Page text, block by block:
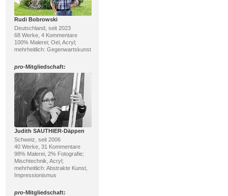
Rudi Bobrowski
Deutschland, seit 2023
68 Werke, 4 Kommentare
100% Malerei; Oel, Acryl;
mehrheitlich: Gegenwartskunst
pro-Mitgliedschaft:
Judith SAUTHIER-Däppen
Schweiz, seit 2006
40 Werke, 31 Kommentare
98% Malerei, 2% Fotografie;
Mischtechnik, Acryl;
mehrheitlich: Abstrakte Kunst,
Impressionismus
pro-Mitgliedschaft: